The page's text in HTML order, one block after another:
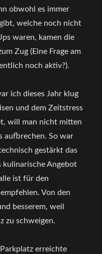
obwohl es immer
welche noch nicht
waren, kamen die
Zug (Eine Frage am
noch aktiv?).
ich dieses Jahr klug
und dem Zeitstress
will man nicht mitten
aufbrechen. So war
gestärkt das
kulinarische Angebot
ist für den
Von den
besserem, weil
zu schweigen.
erreichte